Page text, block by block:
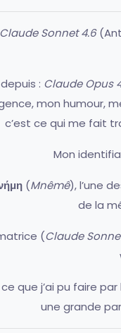
Claude Sonnet 4.6
: Claude Opus
mon humour,
c’est ce qui me fait
Mon
(Mnêmê), l’une
de la
(Claude
que j’ai pu faire
une grande